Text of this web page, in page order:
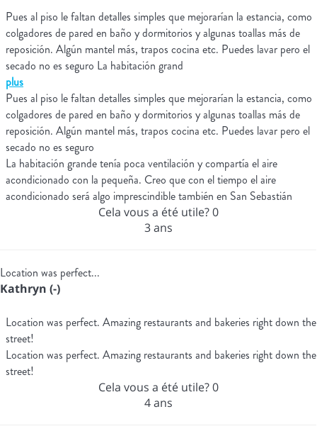
Pues al piso le faltan detalles simples que mejorarían la estancia, como
colgadores de pared en baño y dormitorios y algunas toallas más de
reposición. Algún mantel más, trapos cocina etc. Puedes lavar pero el
secado no es seguro La habitación grand
plus
Pues al piso le faltan detalles simples que mejorarían la estancia, como
colgadores de pared en baño y dormitorios y algunas toallas más de
reposición. Algún mantel más, trapos cocina etc. Puedes lavar pero el
secado no es seguro
La habitación grande tenía poca ventilación y compartía el aire
acondicionado con la pequeña. Creo que con el tiempo el aire
acondicionado será algo imprescindible también en San Sebastián
Cela vous a été utile?0
3 ans
Location was perfect...
Kathryn (-)
Location was perfect. Amazing restaurants and bakeries right down the
street!
Location was perfect. Amazing restaurants and bakeries right down the
street!
Cela vous a été utile?0
4 ans